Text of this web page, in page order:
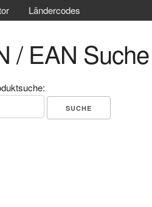
Ländercodes
/ EAN Suche